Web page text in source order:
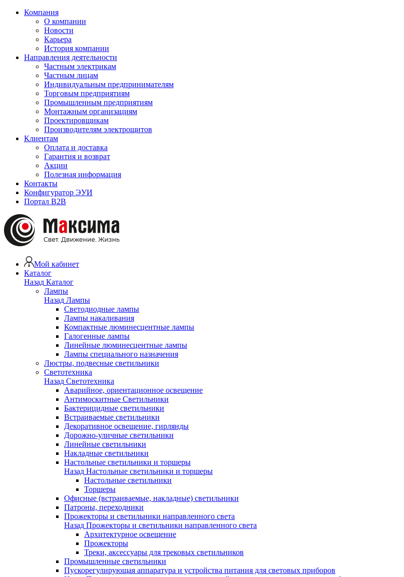
Компания
О компании
Новости
Карьера
История компании
Направления деятельности
Частным электрикам
Частным лицам
Индивидуальным предпринимателям
Торговым предприятиям
Промышленным предприятиям
Монтажным организациям
Проектировщикам
Производителям электрощитов
Клиентам
Оплата и доставка
Гарантия и возврат
Акции
Полезная информация
Контакты
Конфигуратор ЭУИ
Портал B2B
Мой кабинет
Каталог
Назад Каталог
Лампы
Назад Лампы
Светодиодные лампы
Лампы накаливания
Компактные люминесцентные лампы
Галогенные лампы
Линейные люминесцентные лампы
Лампы специального назначения
Люстры, подвесные светильники
Светотехника
Назад Светотехника
Аварийное, ориентационное освещение
Антимоскитные Светильники
Бактерицидные светильники
Встраиваемые светильники
Декоративное освещение, гирлянды
Дорожно-уличные светильники
Линейные светильники
Накладные светильники
Настольные светильники и торшеры
Назад Настольные светильники и торшеры
Настольные светильники
Торшеры
Офисные (встраиваемые, накладные) светильники
Патроны, переходники
Прожекторы и светильники направленного света
Назад Прожекторы и светильники направленного света
Архитектурное освещение
Прожекторы
Треки, аксессуары для трековых светильников
Промышленные светильники
Пускорегулирующая аппаратура и устройства питания для световых приборов